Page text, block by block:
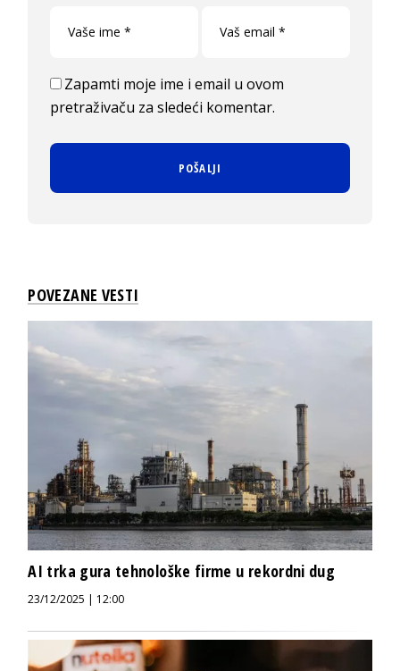
Zapamti moje ime i email u ovom
pretraživaču za sledeći komentar.
POVEZANE VESTI
AI trka gura tehnološke firme u rekordni dug
23/12/2025 | 12:00